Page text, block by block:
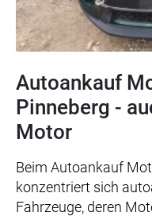
Autoankauf
Pinneberg -
Motor
Beim Autoankauf
konzentriert sich
Fahrzeuge, deren